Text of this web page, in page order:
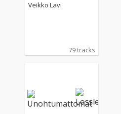
Veikko Lavi
79 tracks